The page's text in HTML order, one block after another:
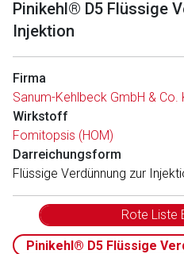
Pinikehl® D5 Flüssige
Injektion
Firma
Sanum-Kehlbeck GmbH & Co.
Wirkstoff
Fomitopsis (HOM)
Darreichungsform
Flüssige Verdünnung zur
Rote Liste
Pinikehl® D5 Flüssige